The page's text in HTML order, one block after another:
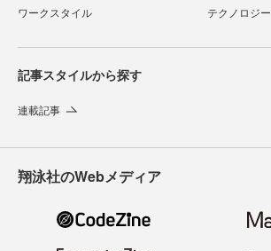
ワークスタイル テクノロジー
記事スタイルから探す
連載記事
翔泳社のWebメディア